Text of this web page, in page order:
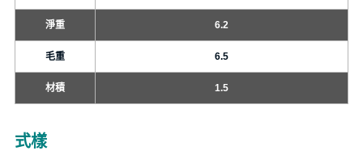
淨重 6.2
毛重 6.5
材積 1.5
式樣